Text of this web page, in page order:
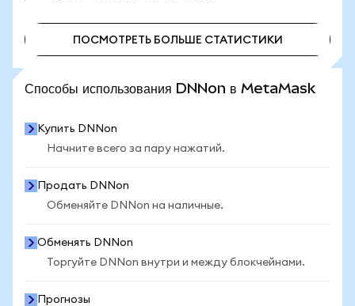
ПОСМОТРЕТЬ БОЛЬШЕ СТАТИСТИКИ
Способы использования DNNon в MetaMask
Купить DNNon
Начните всего за пару нажатий.
Продать DNNon
Обменяйте DNNon на наличные.
Обменять DNNon
Торгуйте DNNon внутри и между блокчейнами.
Прогнозы